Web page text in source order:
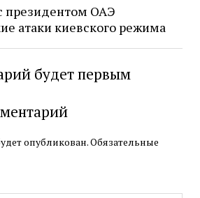
президентом ОАЭ
атаки киевского режима
будет первым
опубликован.Обязательные